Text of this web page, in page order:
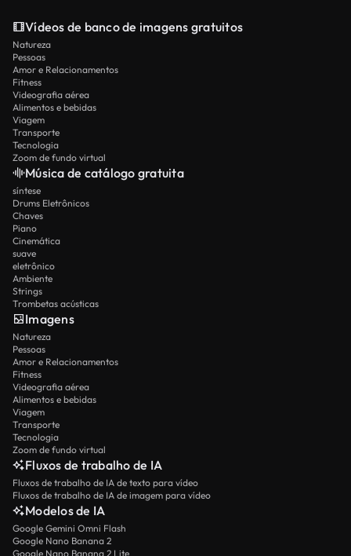
Vídeos de banco de imagens gratuitos
Natureza
Pessoas
Amor e Relacionamentos
Fitness
Videografia aérea
Alimentos e bebidas
Viagem
Transporte
Tecnologia
Zoom de fundo virtual
Música de catálogo gratuita
síntese
Drums Eletrônicos
Chaves
Piano
Cinemática
suave
eletrônico
Ambiente
Strings
Trombetas acústicas
Imagens
Natureza
Pessoas
Amor e Relacionamentos
Fitness
Videografia aérea
Alimentos e bebidas
Viagem
Transporte
Tecnologia
Zoom de fundo virtual
Fluxos de trabalho de IA
Fluxos de trabalho de IA de texto para vídeo
Fluxos de trabalho de IA de imagem para vídeo
Modelos de IA
Google Gemini Omni Flash
Google Nano Banana 2
Google Nano Banana 2 Lite